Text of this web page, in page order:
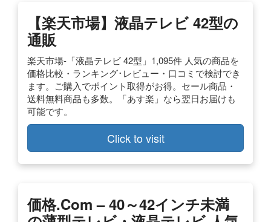
【楽天市場】液晶テレビ 42型の
通販
楽天市場-「液晶テレビ 42型」1,095件 人気の商品を
価格比較・ランキング･レビュー・口コミで検討でき
ます。ご購入でポイント取得がお得。セール商品・
送料無料商品も多数。「あす楽」なら翌日お届けも
可能です。
Click to visit
価格.com – 40～42インチ未満